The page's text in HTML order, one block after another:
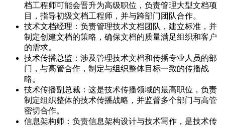
档工程师可能会晋升为高级职位，负责管理大型文档项
目，指导初级文档工程师，并与跨部门团队合作。
技术文档经理：负责管理技术文档团队，建立标准，并
制定创建文档的策略，确保文档的质量满足组织和客户
的需求。
技术传播总监：涉及管理技术文档和传播专业人员的部
门，与高管合作，制定与组织整体目标一致的传播战
略。
技术传播副总裁：这是技术传播领域的最高职位，负责
制定组织整体的技术传播战略，并监督多个部门与高管
密切合作。
信息架构师：负责信息架构设计与技术写作，是技术传